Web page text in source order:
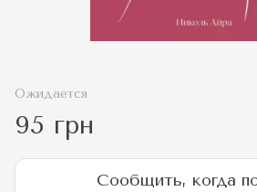
Ожидается
95 грн
Сообщить, когда